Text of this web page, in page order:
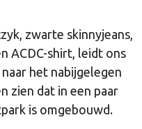
zwarte skinnyjeans,
ACDC-shirt, leidt ons
het nabijgelegen
zien dat in een paar
is omgebouwd.